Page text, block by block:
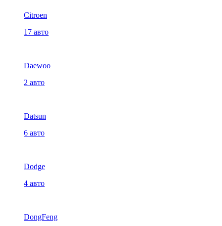
Citroen
17 авто
Daewoo
2 авто
Datsun
6 авто
Dodge
4 авто
DongFeng